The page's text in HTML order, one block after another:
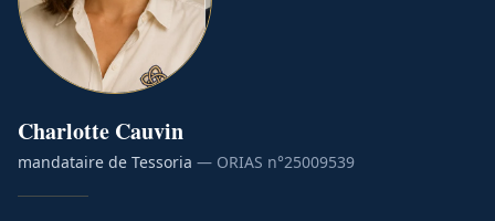
Charlotte Cauvin
mandataire de Tessoria — ORIAS n°25009539